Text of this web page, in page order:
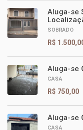
Aluga-se
SOBRADO
R$
Aluga-se
CASA
R$ 750,00
Aluga-se
CASA